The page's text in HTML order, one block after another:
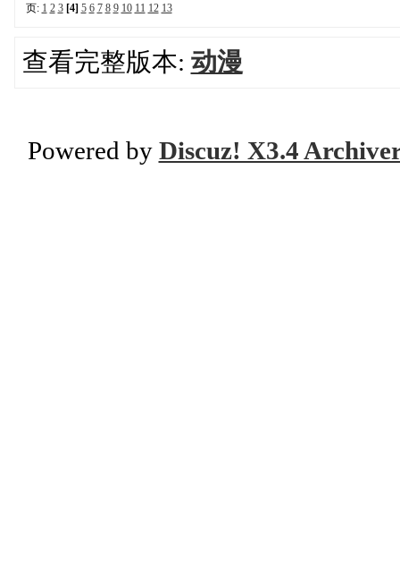
页: 1 2 3 [4] 5 6 7 8 9 10 11 12 13
查看完整版本: 动漫
Powered by Discuz! X3.4